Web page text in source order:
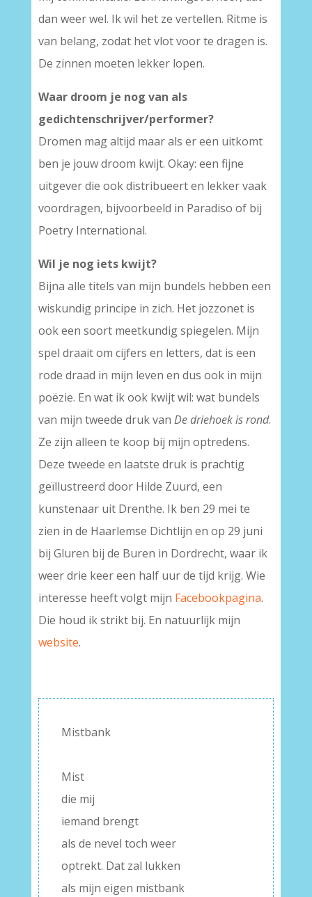
dan weer wel. Ik wil het ze vertellen. Ritme is
van belang, zodat het vlot voor te dragen is.
De zinnen moeten lekker lopen.
Waar droom je nog van als
gedichtenschrijver/performer?
Dromen mag altijd maar als er een uitkomt
ben je jouw droom kwijt. Okay: een fijne
uitgever die ook distribueert en lekker vaak
voordragen, bijvoorbeeld in Paradiso of bij
Poetry International.
Wil je nog iets kwijt?
Bijna alle titels van mijn bundels hebben een
wiskundig principe in zich. Het jozzonet is
ook een soort meetkundig spiegelen. Mijn
spel draait om cijfers en letters, dat is een
rode draad in mijn leven en dus ook in mijn
poëzie. En wat ik ook kwijt wil: wat bundels
van mijn tweede druk van De driehoek is rond.
Ze zijn alleen te koop bij mijn optredens.
Deze tweede en laatste druk is prachtig
geïllustreerd door Hilde Zuurd, een
kunstenaar uit Drenthe. Ik ben 29 mei te
zien in de Haarlemse Dichtlijn en op 29 juni
bij Gluren bij de Buren in Dordrecht, waar ik
weer drie keer een half uur de tijd krijg. Wie
interesse heeft volgt mijn Facebookpagina.
Die houd ik strikt bij. En natuurlijk mijn
website.
Mistbank
Mist
die mij
iemand brengt
als de nevel toch weer
optrekt. Dat zal lukken
als mijn eigen mistbank